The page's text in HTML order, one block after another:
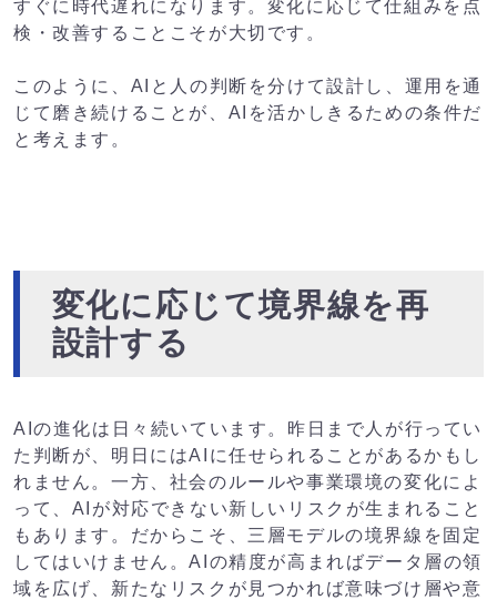
すぐに時代遅れになります。変化に応じて仕組みを点
検・改善することこそが大切です。
このように、AIと人の判断を分けて設計し、運用を通
じて磨き続けることが、AIを活かしきるための条件だ
と考えます。
変化に応じて境界線を再
設計する
AIの進化は日々続いています。昨日まで人が行ってい
た判断が、明日にはAIに任せられることがあるかもし
れません。一方、社会のルールや事業環境の変化によ
って、AIが対応できない新しいリスクが生まれること
もあります。だからこそ、三層モデルの境界線を固定
してはいけません。AIの精度が高まればデータ層の領
域を広げ、新たなリスクが見つかれば意味づけ層や意